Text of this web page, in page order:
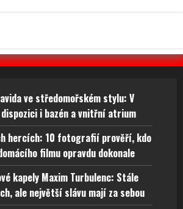
ve středomořském stylu: V
i bazén a vnitřní atrium
hercích: 10 fotografií prověří, kdo
filmu opravdu dokonale
kapely Maxim Turbulenc: Stále
ale největší slávu mají za sebou